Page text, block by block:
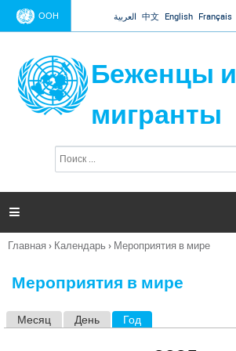
Jump to navigation
ООН العربية 中文 English Français
Беженцы и
мигранты
п
и

Вы
Главная › Календарь › Мероприятия в мире
Мероприятия в мире
Месяц День Год